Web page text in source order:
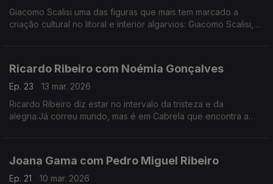
Giacomo Scalisi uma das figuras que mais tem marcado a
criação cultural no litoral e interior algarvios: Giacomo Scalisi,
Ricardo Ribeiro com Noémia Gonçalves
Ep. 23
13 mar. 2026
Ricardo Ribeiro diz estar no intervalo da tristeza e da
alegria.Já correu mundo, mas é em Cabrela que encontra a
Joana Gama com Pedro Miguel Ribeiro
Ep. 21
10 mar. 2026